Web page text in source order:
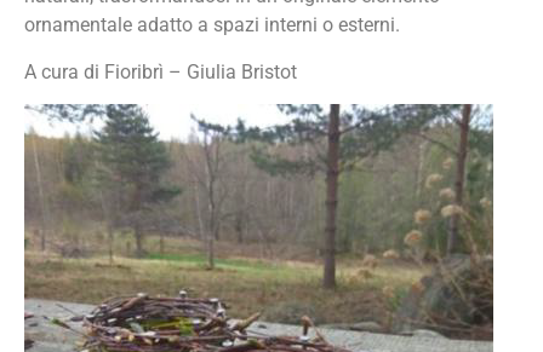
ornamentale adatto a spazi interni o esterni.
A cura di Fioribrì – Giulia Bristot